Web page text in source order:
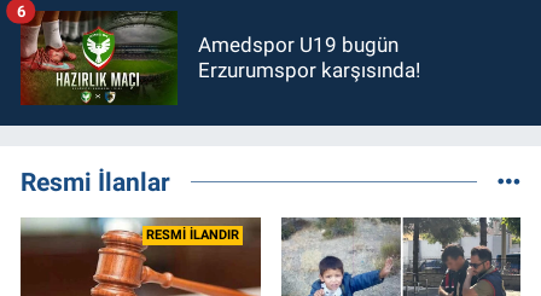
Amedspor U19 bugün
Erzurumspor karşısında!
6
Resmi İlanlar
RESMİ İLANDIR